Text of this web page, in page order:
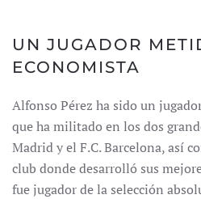
UN JUGADOR
ECONOMISTA
Alfonso Pérez ha sido un
que ha militado en los dos
Madrid y el F.C. Barcelona, así
club donde desarrolló sus
fue jugador de la selección